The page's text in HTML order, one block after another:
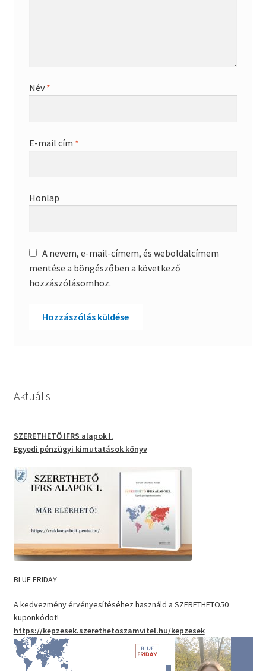
Név *
E-mail cím *
Honlap
A nevem, e-mail-címem, és weboldalcímem
mentése a böngészőben a következő
hozzászólásomhoz.
Aktuális
SZERETHETŐ IFRS alapok I.
Egyedi pénzügyi kimutatások könyv
BLUE FRIDAY
A kedvezmény érvényesítéséhez használd a SZERETHETO50
kuponkódot!
https://kepzesek.szerethetoszamvitel.hu/kepzesek
Videólejátszó